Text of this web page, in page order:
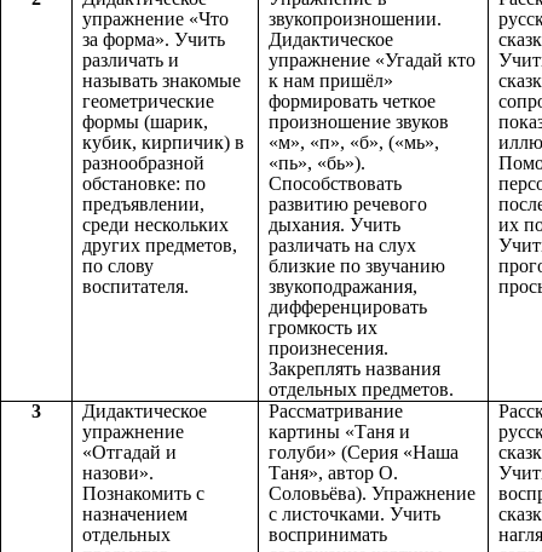
упражнение «Что
за форма». Учить
различать и
называть знакомые
геометрические
формы (шарик,
кубик, кирпичик) в
разнообразной
обстановке: по
предъявлении,
среди нескольких
других предметов,
по слову
воспитателя.
звукопроизношении.
Дидактическое
упражнение «Угадай кто
к нам пришёл»
формировать четкое
произношение звуков
«м», «п», «б», («мь»,
«пь», «бь»).
Способствовать
развитию речевого
дыхания. Учить
различать на слух
близкие по звучанию
звукоподражания,
дифференцировать
громкость их
произнесения.
Закреплять названия
отдельных предметов.
их
3
Дидактическое
упражнение
«Отгадай и
назови».
Познакомить с
назначением
отдельных
Рассматривание
картины «Таня и
голуби» (Серия «Наша
Таня», автор О.
Соловьёва). Упражнение
с листочками. Учить
воспринимать